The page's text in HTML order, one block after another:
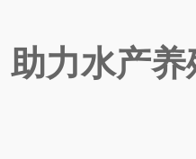
力水产养